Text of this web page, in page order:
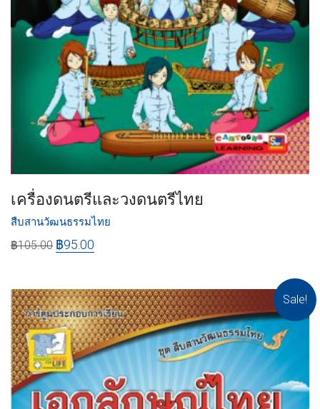
เครื่องดนตรีและวงดนตรีไทย
สืบสานวัฒนธรรมไทย
฿105.00 ฿95.00
Sale!